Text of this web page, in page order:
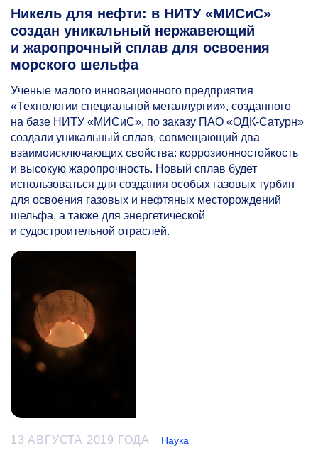
Никель для нефти: в НИТУ «МИСиС»
создан уникальный нержавеющий
и жаропрочный сплав для освоения
морского шельфа
Ученые малого инновационного предприятия
«Технологии специальной металлургии», созданного
на базе НИТУ «МИСиС», по заказу ПАО «ОДК-Сатурн»
создали уникальный сплав, совмещающий два
взаимоисключающих свойства: коррозионностойкость
и высокую жаропрочность. Новый сплав будет
использоваться для создания особых газовых турбин
для освоения газовых и нефтяных месторождений
шельфа, а также для энергетической
и судостроительной отраслей.
13 АВГУСТА 2019 ГОДА Наука